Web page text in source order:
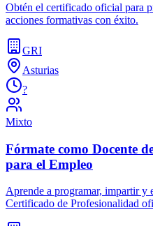
Obtén el certificado oficial para
acciones formativas con éxito.
GRI
Asturias
?
Mixto
Fórmate como Docente
para el Empleo
Aprende a programar, impartir y
Certificado de Profesionalidad